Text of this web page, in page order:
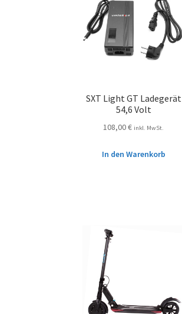
SXT Light GT Ladegerät
54,6 Volt
108,00€ inkl. MwSt.
In den Warenkorb